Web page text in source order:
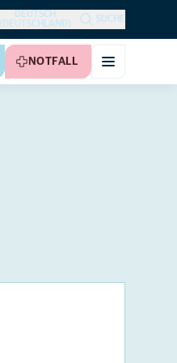
DEUTSCH
(DEUTSCHLAND)
SUCHE
NOTFALL